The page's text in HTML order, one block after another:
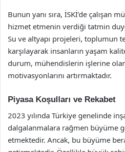
Bunun yanı sıra, İSKİ’de çalışan
hizmet etmenin verdiği tatmin
Su ve altyapı projeleri, toplumun
karşılayarak insanların yaşam
durum, mühendislerin işlerine olan
motivasyonlarını artırmaktadır.
Piyasa Koşulları ve Rekabet
2023 yılında Türkiye genelinde
dalgalanmalara rağmen büyüme
etmektedir. Ancak, bu büyüme